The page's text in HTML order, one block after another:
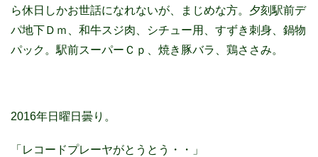
ら休日しかお世話になれないが、まじめな方。夕刻駅前デ
パ地下Ｄｍ、和牛スジ肉、シチュー用、すずき刺身、鍋物
パック。駅前スーパーＣｐ、焼き豚バラ、鶏ささみ。
2016年日曜日曇り。
「レコードプレーヤがとうとう・・」